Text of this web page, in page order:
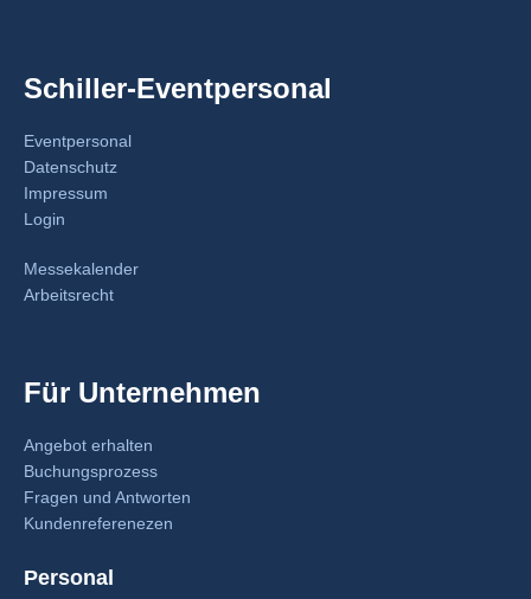
Schiller-Eventpersonal
Eventpersonal
Datenschutz
Impressum
Login
Messekalender
Arbeitsrecht
Für Unternehmen
Angebot erhalten
Buchungsprozess
Fragen und Antworten
Kundenreferenezen
Personal